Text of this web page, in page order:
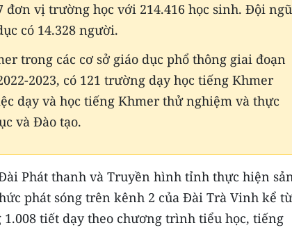
đơn vị trường học với 214.416 học sinh. Đội ngũ
có 14.328 người.
trong các cơ sở giáo dục phổ thông giai đoạn
2023, có 121 trường dạy học tiếng Khmer
dạy và học tiếng Khmer thử nghiệm và thực
và Đào tạo.
Phát thanh và Truyền hình tỉnh thực hiện
phát sóng trên kênh 2 của Đài Trà Vinh kể từ
tiết dạy theo chương trình tiểu học, tiếng